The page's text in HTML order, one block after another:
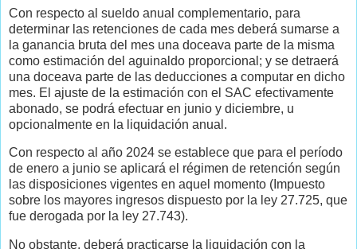
Con respecto al sueldo anual complementario, para
determinar las retenciones de cada mes deberá sumarse a
la ganancia bruta del mes una doceava parte de la misma
como estimación del aguinaldo proporcional; y se detraerá
una doceava parte de las deducciones a computar en dicho
mes. El ajuste de la estimación con el SAC efectivamente
abonado, se podrá efectuar en junio y diciembre, u
opcionalmente en la liquidación anual.
Con respecto al año 2024 se establece que para el período
de enero a junio se aplicará el régimen de retención según
las disposiciones vigentes en aquel momento (Impuesto
sobre los mayores ingresos dispuesto por la ley 27.725, que
fue derogada por la ley 27.743).
No obstante, deberá practicarse la liquidación con la